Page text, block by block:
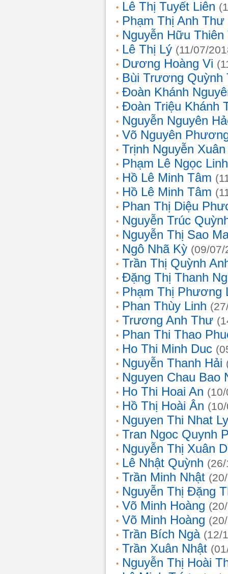
Lê Thị Tuyết Liên
Phạm Thị Anh Thư
Nguyễn Hữu Thiên
Lê Thị Lý (11/07/
Dương Hoàng Vi
Bùi Trương Quỳnh
Đoàn Khánh
Đoàn Triệu Khánh
Nguyễn Nguyên
Võ Nguyên
Trịnh Nguyễn
Phạm Lê Ngọc Linh
Hồ Lê Minh Tâm
Hồ Lê Minh Tâm
Phan Thị Diệu
Nguyễn Trúc
Nguyễn Thị Sao
Ngô Nhã Kỳ (09/07/
Trần Thị Quỳnh
Đặng Thị Thanh
Phạm Thị Phương
Phan Thùy Linh
Trương Anh Thư
Phan Thi Thao
Ho Thi Minh Duc
Nguyễn Thanh Hải
Nguyen Chau Bao
Ho Thi Hoai An
Hồ Thị Hoài Ân
Nguyen Thi Nhat Ly
Tran Ngoc Quynh
Nguyễn Thị Xuân
Lê Nhật Quỳnh
Trần Minh Nhật
Nguyễn Thị Đặng
Võ Minh Hoàng
Võ Minh Hoàng
Trần Bích Ngà (12/
Trần Xuân Nhật
Nguyễn Thị Hoài